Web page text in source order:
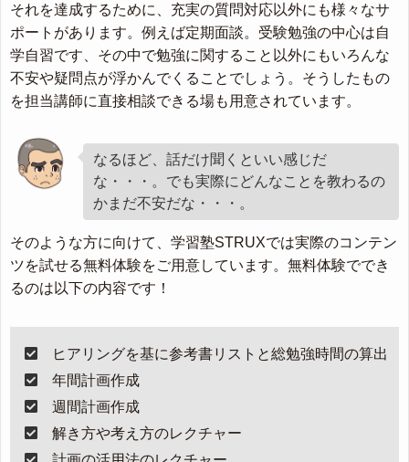
それを達成するために、充実の質問対応以外にも様々なサ
ポートがあります。例えば定期面談。受験勉強の中心は自
学自習です、その中で勉強に関すること以外にもいろんな
不安や疑問点が浮かんでくることでしょう。そうしたもの
を担当講師に直接相談できる場も用意されています。
なるほど、話だけ聞くといい感じだ
な・・・。でも実際にどんなことを教わるの
かまだ不安だな・・・。
そのような方に向けて、学習塾STRUXでは実際のコンテン
ツを試せる無料体験をご用意しています。無料体験ででき
るのは以下の内容です！
ヒアリングを基に参考書リストと総勉強時間の算出
年間計画作成
週間計画作成
解き方や考え方のレクチャー